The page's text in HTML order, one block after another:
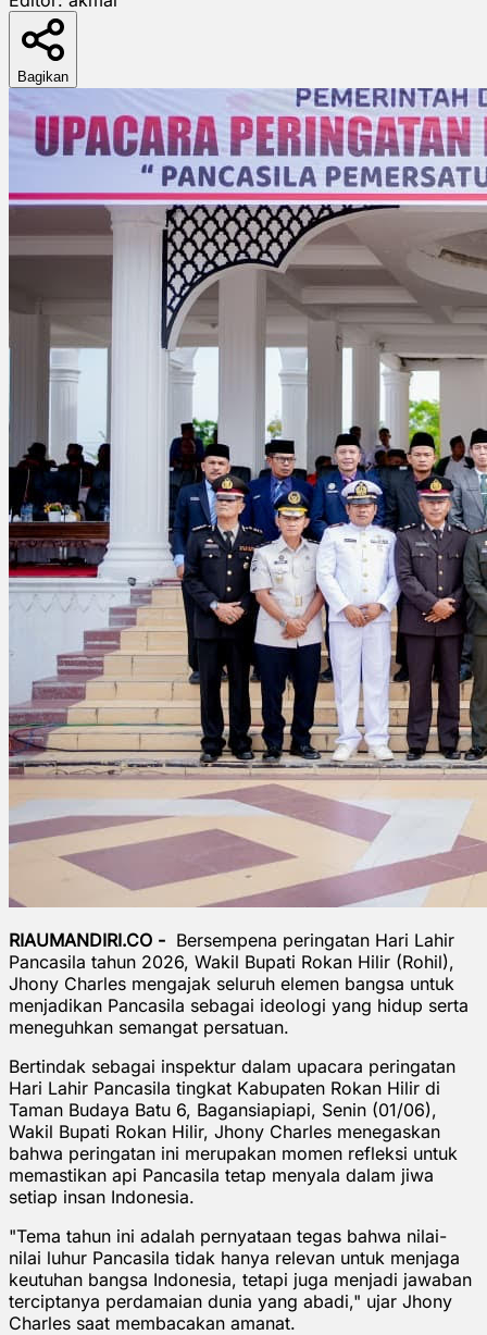
Bagikan
RIAUMANDIRI.CO - Bersempena peringatan Hari Lahir
Pancasila tahun 2026, Wakil Bupati Rokan Hilir (Rohil),
Jhony Charles mengajak seluruh elemen bangsa untuk
menjadikan Pancasila sebagai ideologi yang hidup serta
meneguhkan semangat persatuan.
Bertindak sebagai inspektur dalam upacara peringatan
Hari Lahir Pancasila tingkat Kabupaten Rokan Hilir di
Taman Budaya Batu 6, Bagansiapiapi, Senin (01/06),
Wakil Bupati Rokan Hilir, Jhony Charles menegaskan
bahwa peringatan ini merupakan momen refleksi untuk
memastikan api Pancasila tetap menyala dalam jiwa
setiap insan Indonesia.
"Tema tahun ini adalah pernyataan tegas bahwa nilai-
nilai luhur Pancasila tidak hanya relevan untuk menjaga
keutuhan bangsa Indonesia, tetapi juga menjadi jawaban
terciptanya perdamaian dunia yang abadi," ujar Jhony
Charles saat membacakan amanat.